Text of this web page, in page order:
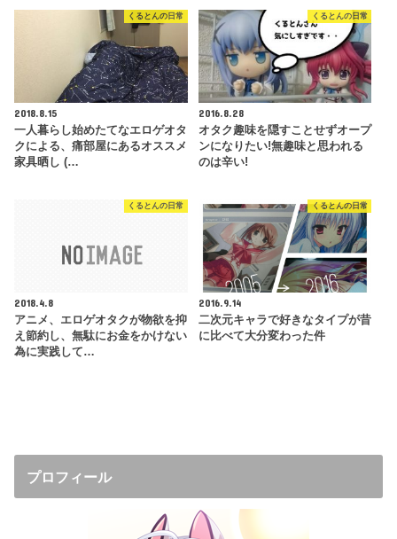
くるとんの日常
2018.8.15
一人暮らし始めたてなエロゲオタ
クによる、痛部屋にあるオススメ
家具晒し (…
くるとんの日常
2016.8.28
オタク趣味を隠すことせずオープ
ンになりたい!無趣味と思われる
のは辛い!
くるとんの日常
2018.4.8
アニメ、エロゲオタクが物欲を抑
え節約し、無駄にお金をかけない
為に実践して…
くるとんの日常
2016.9.14
二次元キャラで好きなタイプが昔
に比べて大分変わった件
プロフィール